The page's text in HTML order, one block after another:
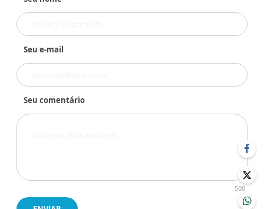
Seu e-mail
Seu comentário
500